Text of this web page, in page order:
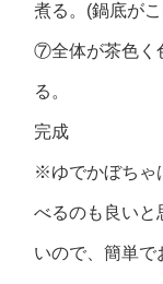
煮る。(鍋底が
⑦全体が茶色く
る。
完成
※ゆでかぼちゃ
べるのも良いと
いので、簡単で